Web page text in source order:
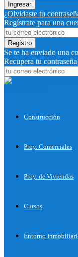
¿Olvidaste tu
Regístrate para una
Se te ha enviado una
Recupera tu contraseña
Construcción
Proy. Comerciales
Proy. de Viviendas
Cursos
Entorno